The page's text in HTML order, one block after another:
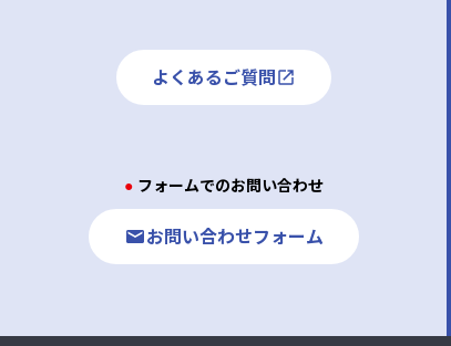
よくあるご質問
● フォームでのお問い合わせ
お問い合わせフォーム